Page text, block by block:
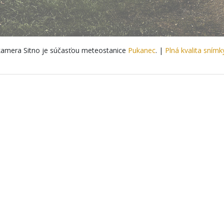
Sitno je súčasťou meteostanice Pukanec. | Plná kvalita